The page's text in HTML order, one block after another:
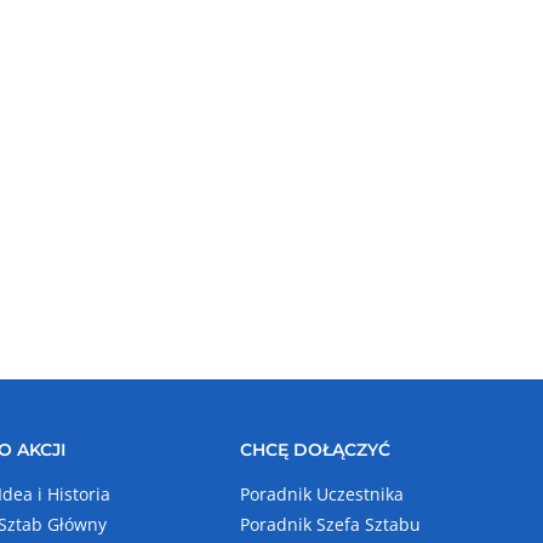
AKCJI
i Historia
Główny
CHCĘ DOŁĄCZYĆ
Poradnik Uczestnika
Poradnik Szefa Sztabu